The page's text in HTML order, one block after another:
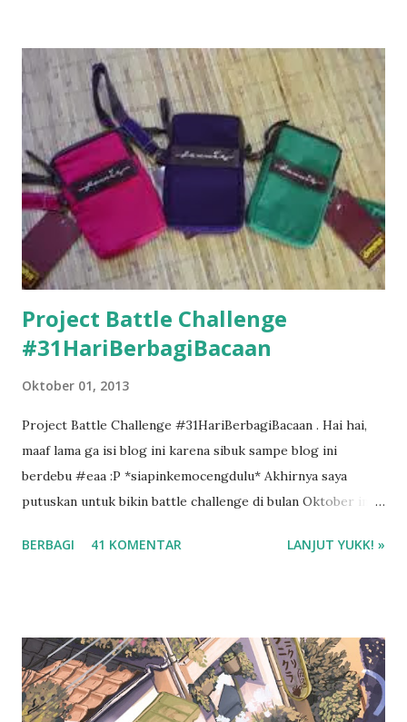
Project Battle Challenge
#31HariBerbagiBacaan
Oktober 01, 2013
Project Battle Challenge #31HariBerbagiBacaan . Hai hai,
maaf lama ga isi blog ini karena sibuk sampe blog ini
berdebu #eaa :P *siapinkemocengdulu* Akhirnya saya
putuskan untuk bikin battle challenge di bulan Oktober ini
temen diskusi tentang buku, saya jadi lebih semangat buat
BERBAGI 41 KOMENTAR LANJUT YUKK! »